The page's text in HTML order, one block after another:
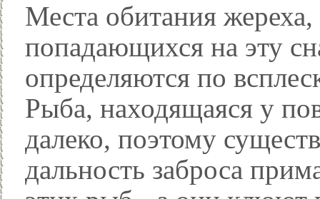
Места обитания жереха,
попадающихся на эту
определяются по
Рыба, находящаяся у
далеко, поэтому
дальность заброса